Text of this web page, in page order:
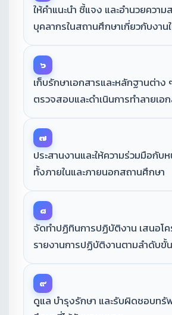
ให้คำแนะนำ ชี้แจง และอำนวยความ
บุคลากรในสถานศึกษาเกี่ยวกับงาน
๖
เก็บรักษาเอกสารและหลักฐานต่าง
ตรวจสอบและดำเนินการทำลายเอ
๗
ประสานงานและให้ความร่วมมือกับ
ทั้งภายในและภายนอกสถานศึกษา
๘
จัดทำปฏิทินการปฏิบัติงาน เสนอโค
รายงานการปฏิบัติงานตามลำดับขั้น
๙
ดูแล บำรุงรักษา และรับผิดชอบท